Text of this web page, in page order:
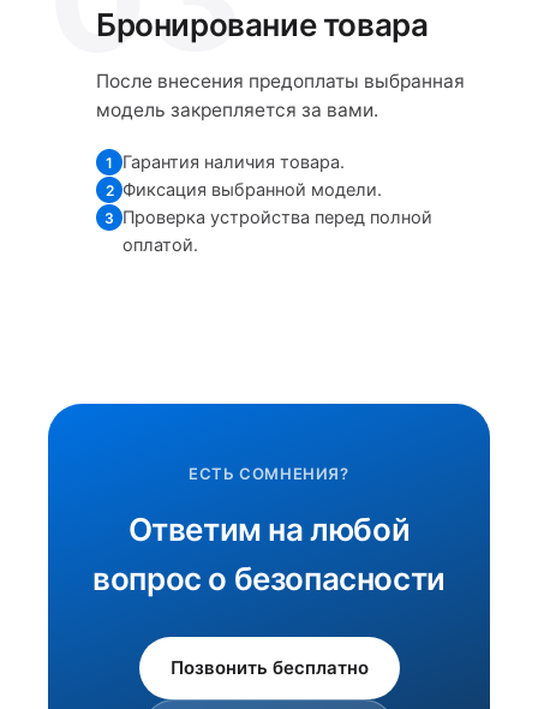
Бронирование товара
После внесения предоплаты выбранная
модель закрепляется за вами.
1 Гарантия наличия товара.
2 Фиксация выбранной модели.
3 Проверка устройства перед полной
оплатой.
ЕСТЬ СОМНЕНИЯ?
Ответим на любой
вопрос о безопасности
Позвонить бесплатно